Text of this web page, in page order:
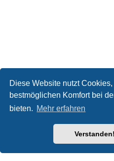
Diese Website nutzt
bestmöglichen Komfort bei
bieten. Mehr erfahren
Verstanden!